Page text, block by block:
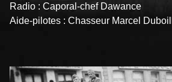
Radio : Caporal-chef Dawance
Aide-pilotes : Chasseur Marcel